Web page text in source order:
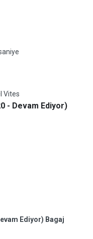
Vites
- Devam Ediyor)
Ediyor) Bagaj